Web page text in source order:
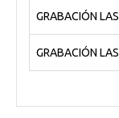
GRABACIÓN
GRABACIÓN